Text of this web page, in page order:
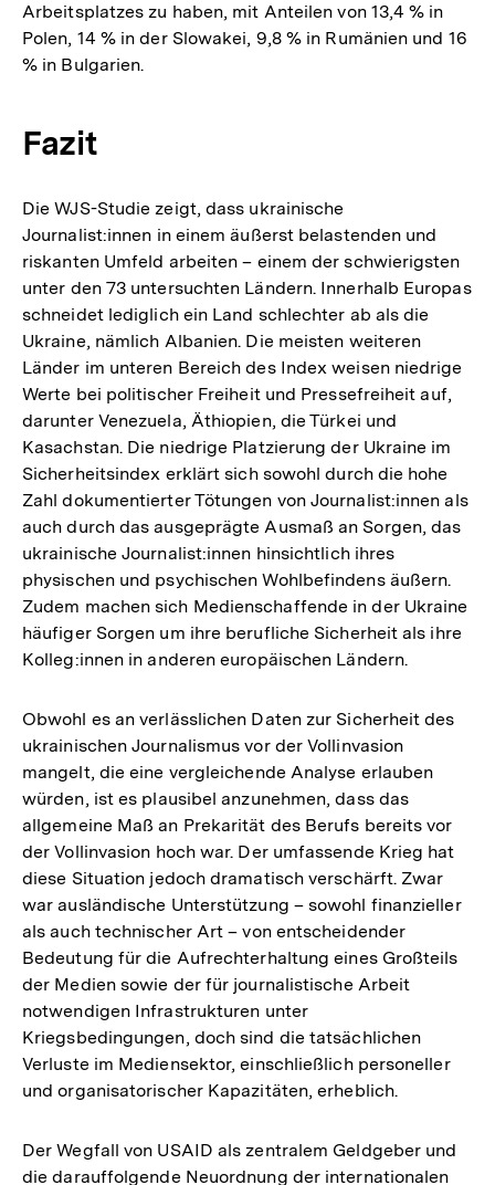
Arbeitsplatzes zu haben, mit Anteilen von 13,4 % in
Polen, 14 % in der Slowakei, 9,8 % in Rumänien und 16
% in Bulgarien.
Fazit
Die WJS-Studie zeigt, dass ukrainische
Journalist:innen in einem äußerst belastenden und
riskanten Umfeld arbeiten – einem der schwierigsten
unter den 73 untersuchten Ländern. Innerhalb Europas
schneidet lediglich ein Land schlechter ab als die
Ukraine, nämlich Albanien. Die meisten weiteren
Länder im unteren Bereich des Index weisen niedrige
Werte bei politischer Freiheit und Pressefreiheit auf,
darunter Venezuela, Äthiopien, die Türkei und
Kasachstan. Die niedrige Platzierung der Ukraine im
Sicherheitsindex erklärt sich sowohl durch die hohe
Zahl dokumentierter Tötungen von Journalist:innen als
auch durch das ausgeprägte Ausmaß an Sorgen, das
ukrainische Journalist:innen hinsichtlich ihres
physischen und psychischen Wohlbefindens äußern.
Zudem machen sich Medienschaffende in der Ukraine
häufiger Sorgen um ihre berufliche Sicherheit als ihre
Kolleg:innen in anderen europäischen Ländern.
Obwohl es an verlässlichen Daten zur Sicherheit des
ukrainischen Journalismus vor der Vollinvasion
mangelt, die eine vergleichende Analyse erlauben
würden, ist es plausibel anzunehmen, dass das
allgemeine Maß an Prekarität des Berufs bereits vor
der Vollinvasion hoch war. Der umfassende Krieg hat
diese Situation jedoch dramatisch verschärft. Zwar
war ausländische Unterstützung – sowohl finanzieller
als auch technischer Art – von entscheidender
Bedeutung für die Aufrechterhaltung eines Großteils
der Medien sowie der für journalistische Arbeit
notwendigen Infrastrukturen unter
Kriegsbedingungen, doch sind die tatsächlichen
Verluste im Mediensektor, einschließlich personeller
und organisatorischer Kapazitäten, erheblich.
Der Wegfall von USAID als zentralem Geldgeber und
die darauffolgende Neuordnung der internationalen
Zum